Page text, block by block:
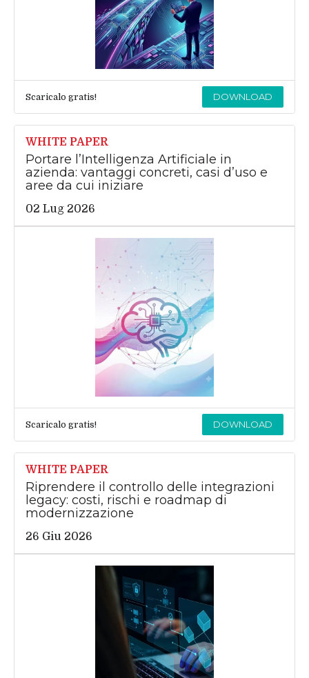
Scaricalo gratis! DOWNLOAD
WHITE PAPER
Portare l’Intelligenza Artificiale in
azienda: vantaggi concreti, casi d’uso e
aree da cui iniziare
02 Lug 2026
Scaricalo gratis! DOWNLOAD
WHITE PAPER
Riprendere il controllo delle integrazioni
legacy: costi, rischi e roadmap di
modernizzazione
26 Giu 2026